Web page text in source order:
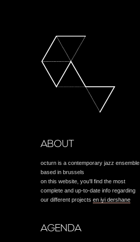
ABOUT
octurn is a contemporary jazz ensemble
based in brussels
on this website, you'll find the most
complete and up-to-date info regarding
our different projects en iyi dershane
AGENDA